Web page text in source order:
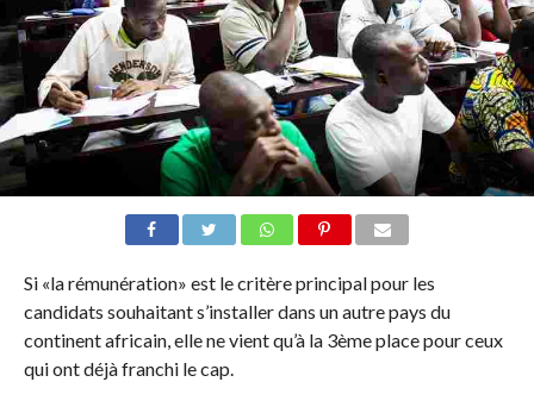
Si «la rémunération» est le critère principal pour les
candidats souhaitant s’installer dans un autre pays du
continent africain, elle ne vient qu’à la 3ème place pour ceux
qui ont déjà franchi le cap.